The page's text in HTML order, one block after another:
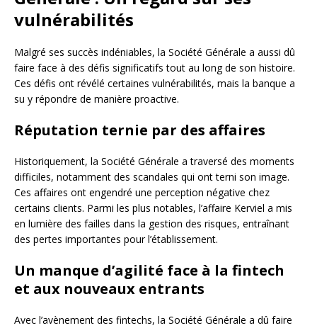
vulnérabilités
Malgré ses succès indéniables, la Société Générale a aussi dû
faire face à des défis significatifs tout au long de son histoire.
Ces défis ont révélé certaines vulnérabilités, mais la banque a
su y répondre de manière proactive.
Réputation ternie par des affaires
Historiquement, la Société Générale a traversé des moments
difficiles, notamment des scandales qui ont terni son image.
Ces affaires ont engendré une perception négative chez
certains clients. Parmi les plus notables, l’affaire Kerviel a mis
en lumière des failles dans la gestion des risques, entraînant
des pertes importantes pour l’établissement.
Un manque d’agilité face à la fintech
et aux nouveaux entrants
Avec l’avènement des fintechs, la Société Générale a dû faire